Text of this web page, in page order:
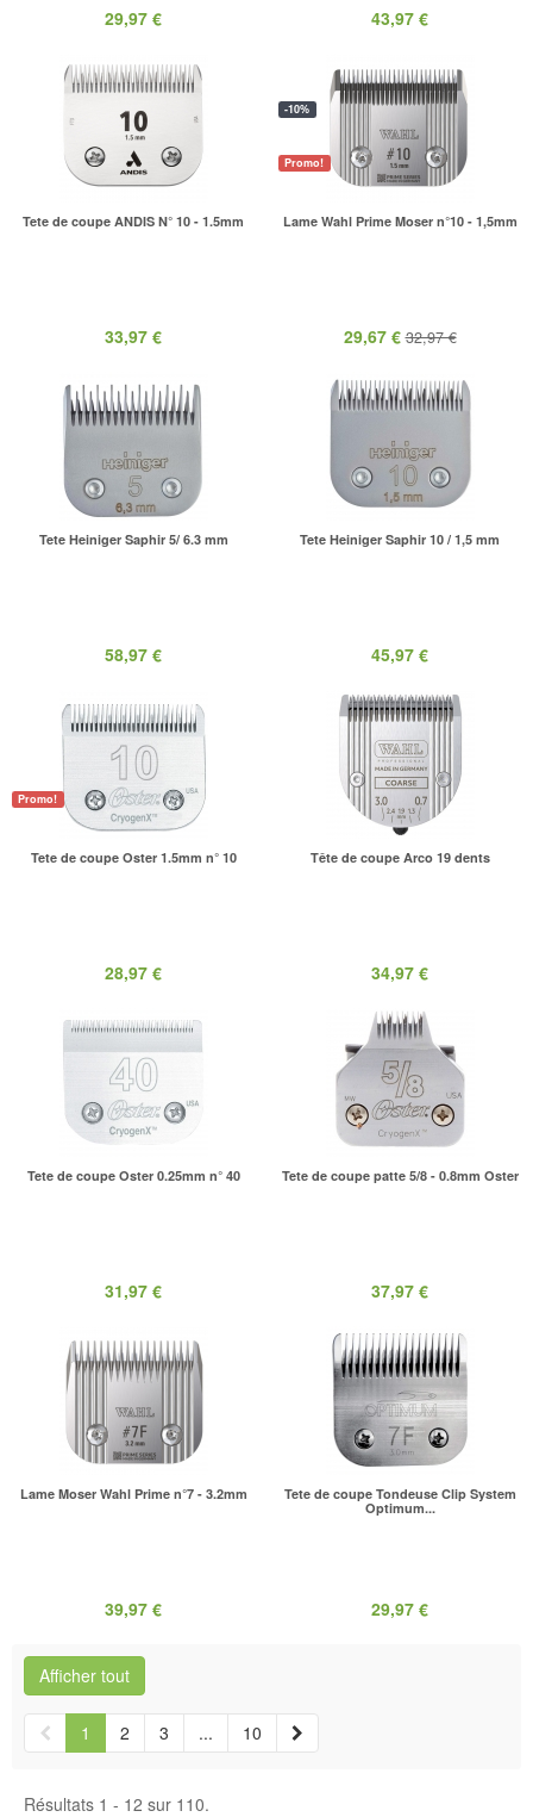
29,97 € 43,97 €
Tete de coupe ANDIS N° 10 - 1.5mm
33,97 €
Promo!
Lame Wahl Prime Moser n°10 - 1,5mm
29,67 €32,97 €
-10%
Tete Heiniger Saphir 5/ 6.3 mm
58,97 €
Tete Heiniger Saphir 10 / 1,5 mm
45,97 €
Promo!
Tete de coupe Oster 1.5mm n° 10
28,97 €
Tête de coupe Arco 19 dents
34,97 €
Tete de coupe Oster 0.25mm n° 40
31,97 €
Tete de coupe patte 5/8 - 0.8mm Oster
37,97 €
Lame Moser Wahl Prime n°7 - 3.2mm
39,97 €
Tete de coupe Tondeuse Clip System
Optimum...
29,97 €
Afficher tout
1 2 3 ... 10
Résultats 1 - 12 sur 110.